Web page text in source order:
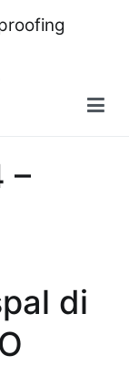
–
di